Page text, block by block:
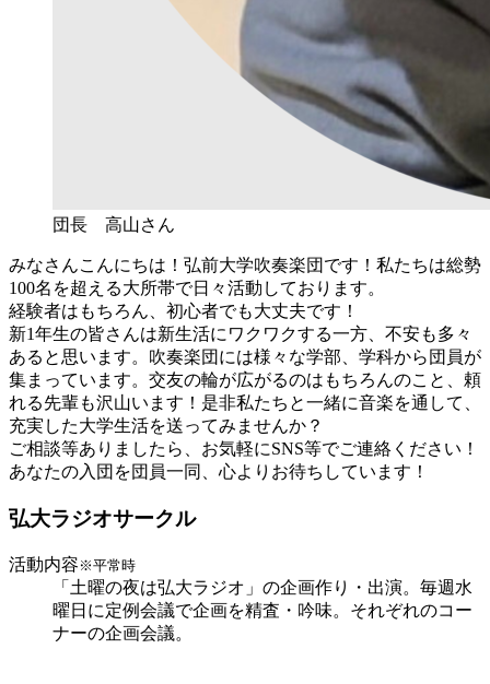
団長 高山さん
みなさんこんにちは！弘前大学吹奏楽団です！私たちは総勢
100名を超える大所帯で日々活動しております。
経験者はもちろん、初心者でも大丈夫です！
新1年生の皆さんは新生活にワクワクする一方、不安も多々
あると思います。吹奏楽団には様々な学部、学科から団員が
集まっています。交友の輪が広がるのはもちろんのこと、頼
れる先輩も沢山います！是非私たちと一緒に音楽を通して、
充実した大学生活を送ってみませんか？
ご相談等ありましたら、お気軽にSNS等でご連絡ください！
あなたの入団を団員一同、心よりお待ちしています！
弘大ラジオサークル
活動内容 ※平常時
「土曜の夜は弘大ラジオ」の企画作り・出演。毎週水
曜日に定例会議で企画を精査・吟味。それぞれのコー
ナーの企画会議。